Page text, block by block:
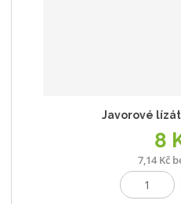
Javorové
8
7,14 Kč